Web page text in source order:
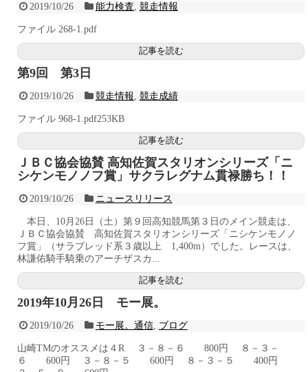
2019/10/26 能力検査, 競走情報
ファイル 268-1.pdf
記事を読む
第9回 第3日
2019/10/26 競走情報, 競走成績
ファイル 968-1.pdf253KB
記事を読む
ＪＢＣ協会協賛 高知佐賀スタリオンシリーズ「ニ
シケンモノノフ賞」サクラレグナム貫禄勝ち！！
2019/10/26 ニュースリリース
本日、10月26日（土）第９回高知競馬第３日のメイン競走は、
ＪＢＣ協会協賛 高知佐賀スタリオンシリーズ「ニシケンモノノ
フ賞」（サラブレッド系３歳以上 1,400m）でした。レースは、
林謙佑騎手騎乗のアーチザスカ...
記事を読む
2019年10月26日 モー展。
2019/10/26 モー展。通信, ブログ
山崎TMのオススメは４R ３－８－６ 800円 ８－３－
６ 600円 ３－８－５ 600円 ８－３－５ 400円